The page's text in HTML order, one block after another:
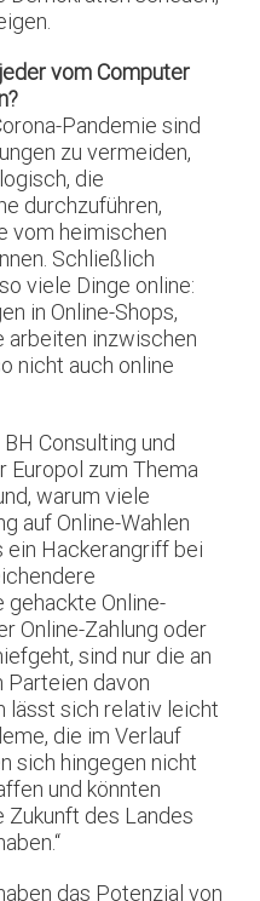
vom Computer
Pandemie sind
zu vermeiden,
die
durchzuführen,
vom heimischen
Schließlich
viele Dinge online:
in Online-Shops,
arbeiten inzwischen
nicht auch online
BH Consulting und
zum Thema
warum viele
auf Online-Wahlen
ein Hackerangriff bei
gehackte Online-
Online-Zahlung oder
sind nur die an
Parteien davon
lässt sich relativ leicht
die im Verlauf
sich hingegen nicht
und könnten
des Landes
das Potenzial von